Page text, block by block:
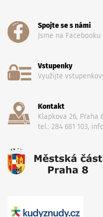
Spojte se s námi
Jsme na Facebooku
Vstupenky
Využijte
Kontakt
Klapkova 26, Praha
tel.: 284 681 103,